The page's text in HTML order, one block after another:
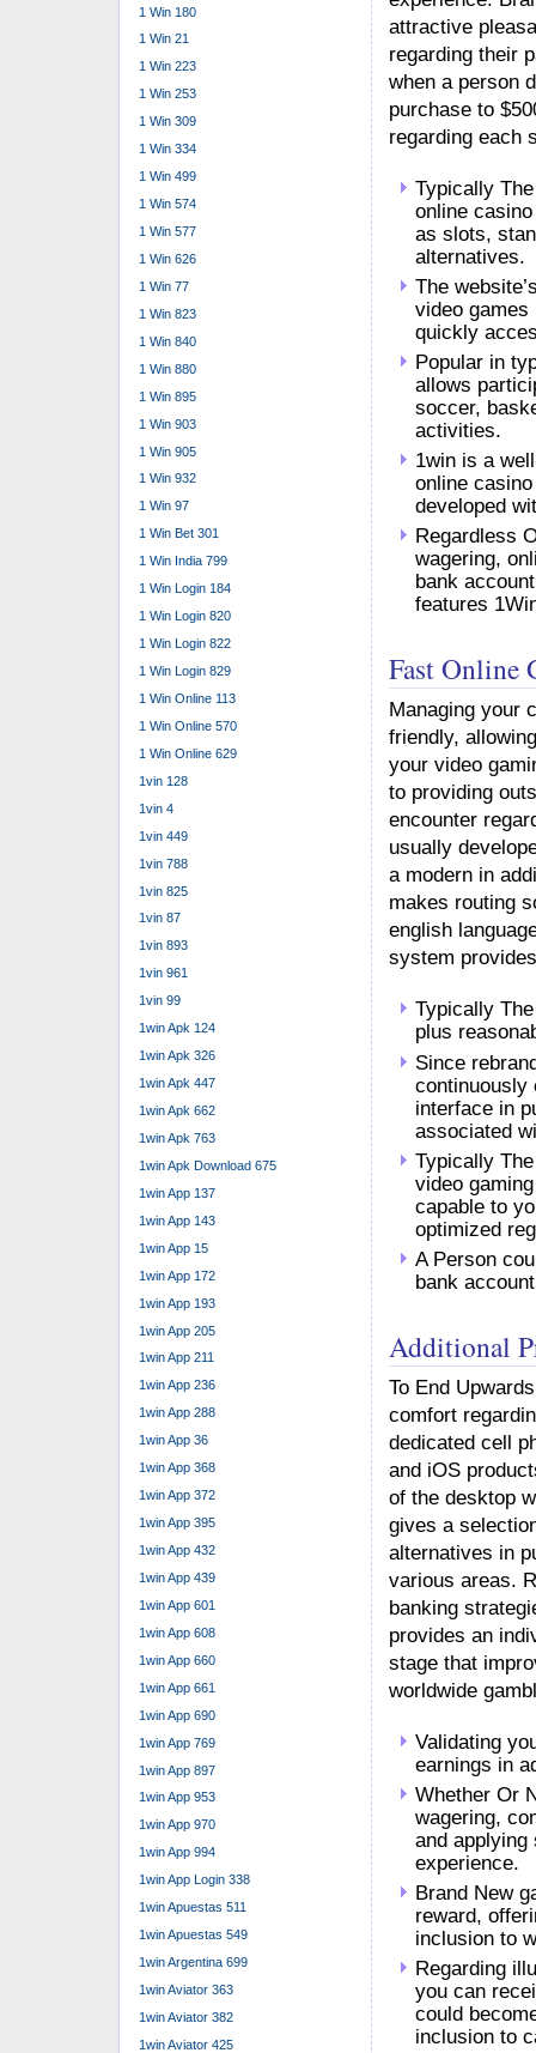
attractive
regarding their
when a person
purchase to
regarding each
Typically
online
as slots,
alternatives.
The
video games
quickly
Popular in
allows
soccer,
activities.
1win is a
online
developed
Regardless
wagering,
bank
features
Fast Online
Managing your
friendly,
your video
to providing
encounter
usually
a modern in
makes routing
english
system
Typically
plus
Since
continuously
interface in
associated
Typically
video
capable to
optimized
A Person
bank
Additional
To End
comfort
dedicated cell
and iOS
of the desktop
gives a
alternatives in
various areas.
banking
provides an
stage that
worldwide
Validating
earnings in
Whether Or
wagering,
and applying
experience.
Brand New
reward,
inclusion to
Regarding
you can
could
inclusion to
1 Win 180
1 Win 21
1 Win 223
1 Win 253
1 Win 309
1 Win 334
1 Win 499
1 Win 574
1 Win 577
1 Win 626
1 Win 77
1 Win 823
1 Win 840
1 Win 880
1 Win 895
1 Win 903
1 Win 905
1 Win 932
1 Win 97
1 Win Bet 301
1 Win India 799
1 Win Login 184
1 Win Login 820
1 Win Login 822
1 Win Login 829
1 Win Online 113
1 Win Online 570
1 Win Online 629
1vin 128
1vin 4
1vin 449
1vin 788
1vin 825
1vin 87
1vin 893
1vin 961
1vin 99
1win Apk 124
1win Apk 326
1win Apk 447
1win Apk 662
1win Apk 763
1win Apk Download 675
1win App 137
1win App 143
1win App 15
1win App 172
1win App 193
1win App 205
1win App 211
1win App 236
1win App 288
1win App 36
1win App 368
1win App 372
1win App 395
1win App 432
1win App 439
1win App 601
1win App 608
1win App 660
1win App 661
1win App 690
1win App 769
1win App 897
1win App 953
1win App 970
1win App 994
1win App Login 338
1win Apuestas 511
1win Apuestas 549
1win Argentina 699
1win Aviator 363
1win Aviator 382
1win Aviator 425